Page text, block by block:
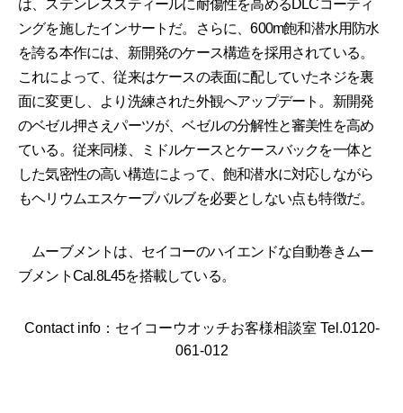
は、ステンレススティールに耐傷性を高めるDLCコーティ
ングを施したインサートだ。さらに、600m飽和潜水用防水
を誇る本作には、新開発のケース構造を採用されている。
これによって、従来はケースの表面に配していたネジを裏
面に変更し、より洗練された外観へアップデート。新開発
のベゼル押さえパーツが、ベゼルの分解性と審美性を高め
ている。従来同様、ミドルケースとケースバックを一体と
した気密性の高い構造によって、飽和潜水に対応しながら
もヘリウムエスケープバルブを必要としない点も特徴だ。
ムーブメントは、セイコーのハイエンドな自動巻きムー
ブメントCal.8L45を搭載している。
Contact info：セイコーウオッチお客様相談室 Tel.0120-
061-012